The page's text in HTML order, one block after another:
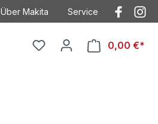
Über Makita Service
Kontakt mit Makita
0,00 €*